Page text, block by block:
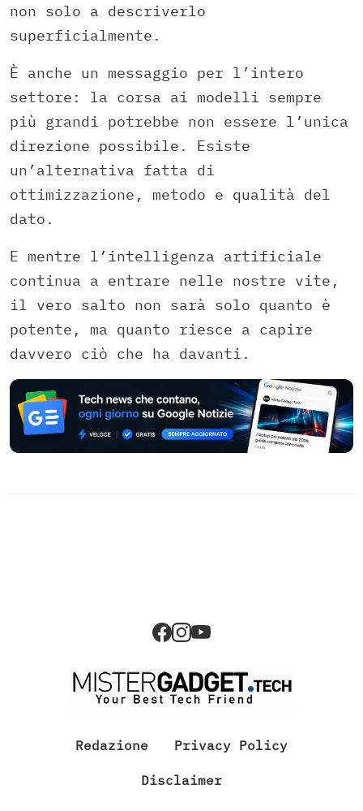
non solo a descriverlo
superficialmente.
È anche un messaggio per l’intero
settore: la corsa ai modelli sempre
più grandi potrebbe non essere l’unica
direzione possibile. Esiste
un’alternativa fatta di
ottimizzazione, metodo e qualità del
dato.
E mentre l’intelligenza artificiale
continua a entrare nelle nostre vite,
il vero salto non sarà solo quanto è
potente, ma quanto riesce a capire
davvero ciò che ha davanti.
Redazione Privacy Policy
Disclaimer